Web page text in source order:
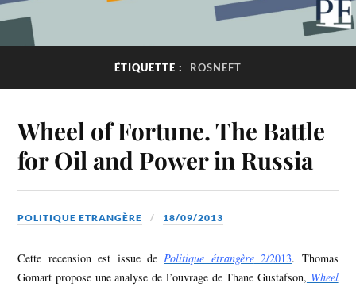
ÉTIQUETTE : ROSNEFT
Wheel of Fortune. The Battle
for Oil and Power in Russia
POLITIQUE ETRANGÈRE 18/09/2013
Cette recension est issue dePolitique étrangère2/2013. Thomas
Gomart propose une analyse de l’ouvrage de Thane Gustafson, Wheel